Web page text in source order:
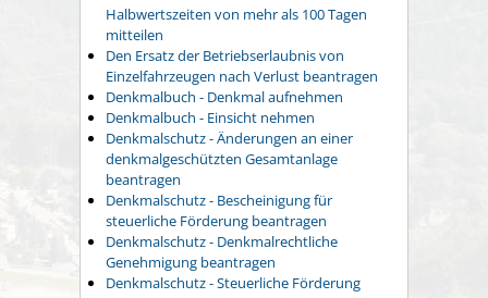
Halbwertszeiten von mehr als 100 Tagen
mitteilen
Den Ersatz der Betriebserlaubnis von
Einzelfahrzeugen nach Verlust beantragen
Denkmalbuch - Denkmal aufnehmen
Denkmalbuch - Einsicht nehmen
Denkmalschutz - Änderungen an einer
denkmalgeschützten Gesamtanlage
beantragen
Denkmalschutz - Bescheinigung für
steuerliche Förderung beantragen
Denkmalschutz - Denkmalrechtliche
Genehmigung beantragen
Denkmalschutz - Steuerliche Förderung